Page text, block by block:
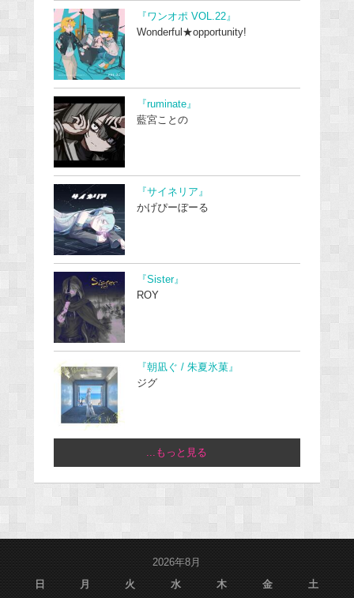
『ワンオポ VOL.22』
Wonderful★opportunity!
『ruminate』
藍宮ことの
『サイネリア』
かげぴーぼーる
『Sister』
ROY
『朝凪ぐ / 朱夏氷菓』
ジグ
...もっと見る
2026年8月
日
月 火 水 木 金 土